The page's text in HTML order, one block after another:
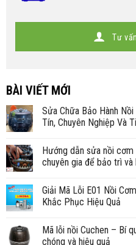
Tư
BÀI VIẾT MỚI
Sửa Chữa Bảo Hành
Tín, Chuyên Nghiệp Và
Hướng dẫn sửa nồi
chuyên gia để bảo trì
Giải Mã Lỗi E01 Nồi
Khắc Phục Hiệu Quả
Mã lỗi nồi Cuchen – Bí
chóng và hiệu quả